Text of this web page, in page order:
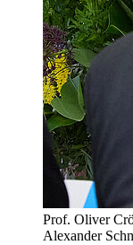
Prof. Oliver
Alexander